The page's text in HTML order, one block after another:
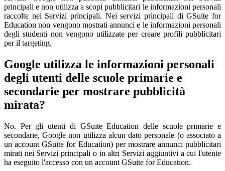
principali e non utilizza a scopi pubblicitari le informazioni personali
raccolte nei Servizi principali. Nei servizi principali di GSuite for
Education non vengono mostrati annunci e le informazioni personali
degli studenti non vengono utilizzate per creare profili pubblicitari
per il targeting.
Google utilizza le informazioni personali
degli utenti delle scuole primarie e
secondarie per mostrare pubblicità
mirata?
No. Per gli utenti di GSuite Education delle scuole primarie e
secondarie, Google non utilizza alcun dato personale (o associato a
un account GSuite for Education) per mostrare annunci pubblicitari
mirati nei Servizi principali o in altri Servizi aggiuntivi a cui l'utente
ha eseguito l'accesso con un account GSuite for Education.